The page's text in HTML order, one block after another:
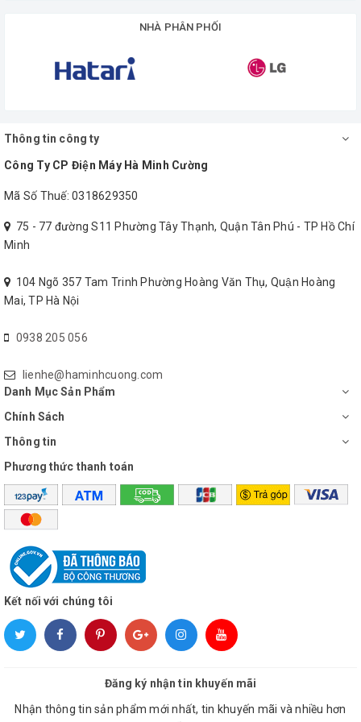
điện hàng tháng cho gia đình
HP ATKC35TAVMV không chỉ mang đến khả năng làm lạnh ổn
Làm lạnh nhanh Powerful mát lạnh
tức thì
Bạn sẽ cảm nhận ngay được hơi lạnh sảng khoái dễ chịu gần
như ngay tức thì khi vừa từ ngoài về bằng chế độ làm lạnh
nhanh Powerful.
yên tĩnh cho căn phòng bạn
NHÀ PHÂN PHỐI
Thông tin công ty
Công Ty CP Điện Máy Hà Minh Cường
Mã Số Thuế: 0318629350
75 - 77 đường S11 Phường Tây Thạnh, Quận Tân Phú - TP Hồ Chí
Minh
104 Ngõ 357 Tam Trinh Phường Hoàng Văn Thụ, Quận Hoàng
Mai, TP Hà Nội
0938 205 056
lienhe@haminhcuong.com
Danh Mục Sản Phẩm
Chính Sách
Thông tin
Phương thức thanh toán
Kết nối với chúng tôi
Đăng ký nhận tin khuyến mãi
Nhận thông tin sản phẩm mới nhất, tin khuyến mãi và nhiều hơn